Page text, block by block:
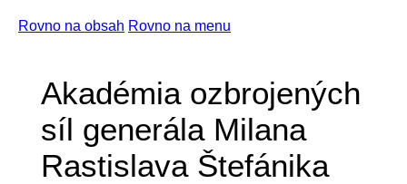
Rovno na obsah Rovno na menu
Akadémia ozbrojených
síl generála Milana
Rastislava Štefánika